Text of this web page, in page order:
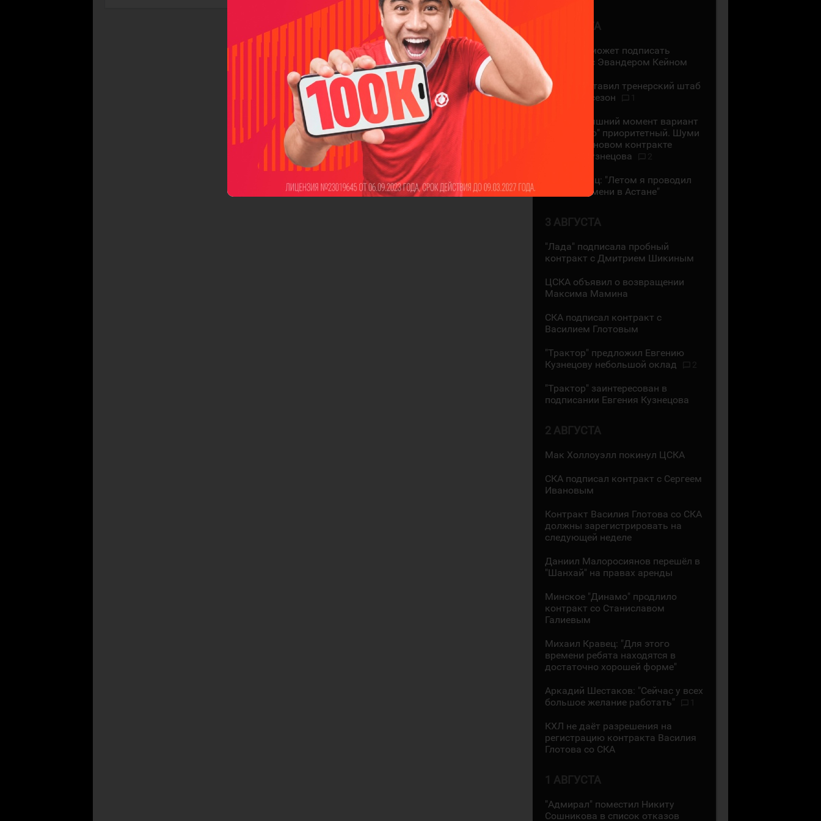
4 АВГУСТА
"Ак Барс" может подписать
контракт с Эвандером Кейном
СКА представил тренерский штаб
на новый сезон
На сегодняшний момент вариант
с "Сибирью" приоритетный. Шуми
Бабаев - о новом контракте
Евгения Кузнецова
Даррен Диц: "Летом я проводил
много времени в Астане"
3 АВГУСТА
"Лада" подписала пробный
контракт с Дмитрием Шикиным
ЦСКА объявил о возвращении
Максима Мамина
СКА подписал контракт с
Василием Глотовым
"Трактор" предложил Евгению
Кузнецову небольшой оклад
"Трактор" заинтересован в
подписании Евгения Кузнецова
2 АВГУСТА
Мак Холлоуэлл покинул ЦСКА
СКА подписал контракт с Сергеем
Ивановым
Контракт Василия Глотова со СКА
должны зарегистрировать на
следующей неделе
Даниил Малоросиянов перешёл в
"Шанхай" на правах аренды
Минское "Динамо" продлило
контракт со Станиславом
Галиевым
Михаил Кравец: "Для этого
времени ребята находятся в
достаточно хорошей форме"
Аркадий Шестаков: "Сейчас у всех
большое желание работать"
КХЛ не даёт разрешения на
регистрацию контракта Василия
Глотова со СКА
1 АВГУСТА
"Адмирал" поместил Никиту
Сошникова в список отказов